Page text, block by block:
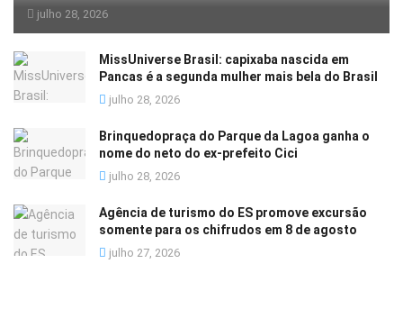
julho 28, 2026
MissUniverse Brasil: capixaba nascida em
Pancas é a segunda mulher mais bela do Brasil
julho 28, 2026
Brinquedopraça do Parque da Lagoa ganha o
nome do neto do ex-prefeito Cici
julho 28, 2026
Agência de turismo do ES promove excursão
somente para os chifrudos em 8 de agosto
julho 27, 2026